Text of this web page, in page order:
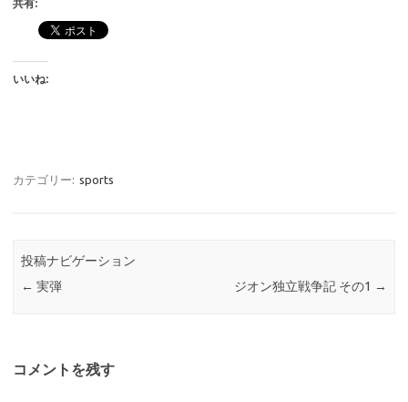
共有:
いいね:
カテゴリー: sports
投稿ナビゲーション
← 実弾 ジオン独立戦争記 その1 →
コメントを残す